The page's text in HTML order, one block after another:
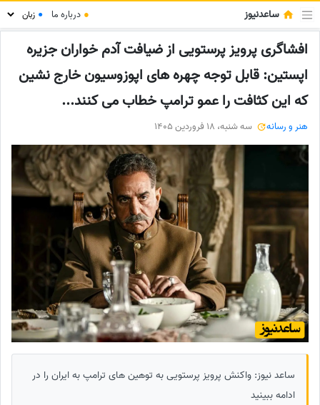
ساعدنیوز ● درباره ما ●
افشاگری پرویز پرستویی از ضیافت آدم خواران جزیره
اپستین: قابل توجه چهره های اپوزوسیون خارج نشین
که این کثافت را عمو ترامپ خطاب می کنند...
هنر و رسانه سه شنبه، 18 فروردین 1405
ساعد نیوز: واکنش پرویز پرستویی به توهین های ترامپ به ایران را در
ادامه ببینید